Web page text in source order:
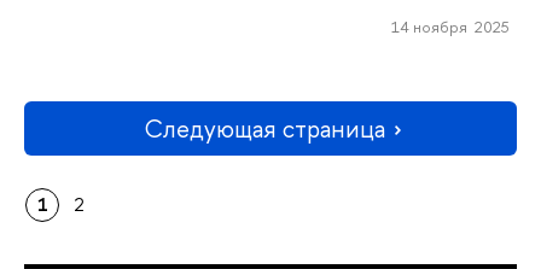
14 ноября 2025
Следующая страница
1 2